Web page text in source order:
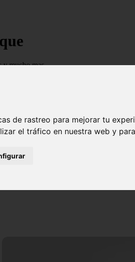
de rastreo para mejorar tu
el tráfico en nuestra web y
y mucho mas